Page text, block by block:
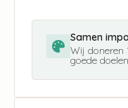
Samen
Wij doneren
goede